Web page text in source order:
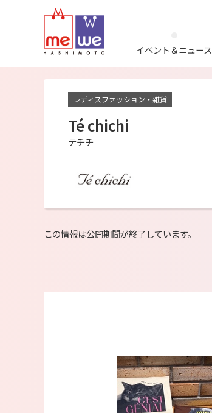
イベント＆ニュース
レディスファッション・雑貨
Té chichi
テチチ
この情報は公開期間が終了しています。